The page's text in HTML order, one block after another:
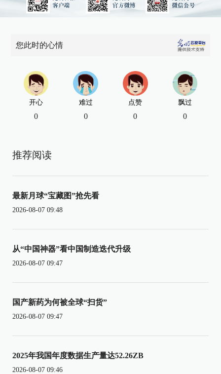
您此时的心情
开心
0
难过
0
点赞
0
飘过
0
推荐阅读
最新月球“宝藏图”抢先看
2026-08-07 09:48
从“中国神器”看中国制造迭代升级
2026-08-07 09:47
国产新药为何被全球“扫货”
2026-08-07 09:47
2025年我国年度数据生产量达52.26ZB
2026-08-07 09:46